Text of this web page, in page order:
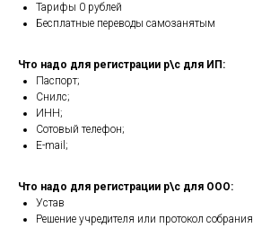
Тарифы 0 рублей
Бесплатные переводы самозанятым
Что надо для регистрации р\с для ИП:
Паспорт;
Снилс;
ИНН;
Сотовый телефон;
E-mail;
Что надо для регистрации р\с для ООО:
Устав
Решение учредителя или протокол собрания